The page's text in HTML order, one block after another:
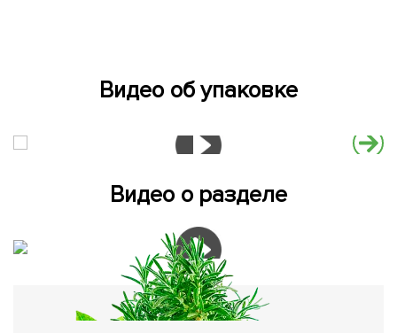
Видео об упаковке
Видео о разделе